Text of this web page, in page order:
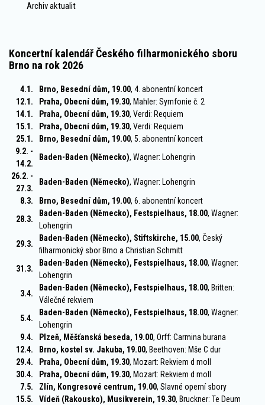
Archiv aktualit
Koncertní kalendář Českého filharmonického sboru
Brno na rok 2026
4.1. Brno, Besední dům, 19.00, 4. abonentní koncert
12.1.
Praha, Obecní dům, 19.30, Mahler: Symfonie č. 2
14.1.
Praha, Obecní dům, 19.30, Verdi: Requiem
15.1.
Praha, Obecní dům, 19.30, Verdi: Requiem
25.1.
Brno, Besední dům, 19.00, 5. abonentní koncert
9.2. -
14.2.
Baden-Baden (Německo), Wagner: Lohengrin
26.2. -
27.3.
Baden-Baden (Německo), Wagner: Lohengrin
8.3.
Brno, Besední dům, 19.00, 6. abonentní koncert
28.3.
Baden-Baden (Německo), Festspielhaus, 18.00, Wagner:
Lohengrin
29.3.
Baden-Baden (Německo), Stiftskirche, 15.00, Český
filharmonický sbor Brno a Christian Schmitt
31.3.
Baden-Baden (Německo), Festspielhaus, 18.00, Wagner:
Lohengrin
3.4.
Baden-Baden (Německo), Festspielhaus, 18.00, Britten:
Válečné rekviem
5.4.
Baden-Baden (Německo), Festspielhaus, 18.00, Wagner:
Lohengrin
9.4.
Plzeň, Měšťanská beseda, 19.00, Orff: Carmina burana
12.4.
Brno, kostel sv. Jakuba, 19.00, Beethoven: Mše C dur
29.4.
Praha, Obecní dům, 19.30, Mozart: Rekviem d moll
30.4.
Praha, Obecní dům, 19.30, Mozart: Rekviem d moll
7.5.
Zlín, Kongresové centrum, 19.00, Slavné operní sbory
15.5.
Vídeň (Rakousko), Musikverein, 19.30, Bruckner: Te Deum